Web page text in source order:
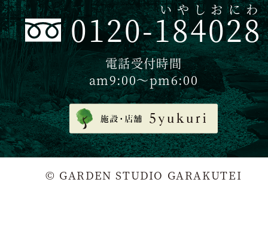
0120-184028
いやしおにわ
電話受付時間
am9:00〜pm6:00
© GARDEN STUDIO GARAKUTEI